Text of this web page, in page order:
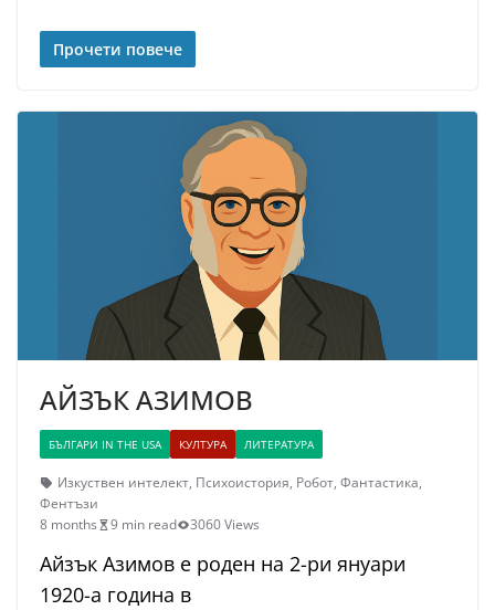
Прочети повече
АЙЗЪК АЗИМОВ
БЪЛГАРИ IN THE USA КУЛТУРА ЛИТЕРАТУРА
Изкуствен интелект, Психоистория, Робот, Фантастика,
Фентъзи
8 months
9 min read 3060 Views
Айзък Азимов е роден на 2-ри януари
1920-а година в